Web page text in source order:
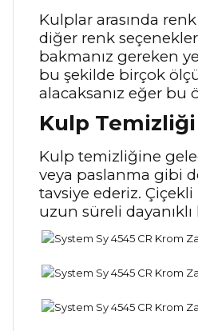
Kulplar arasında
diğer renk
bakmanız gereken
bu şekilde birçok
alacaksanız eğer bu
Kulp Temizliği
Kulp temizliğine
veya paslanma gibi
tavsiye ederiz.
uzun süreli